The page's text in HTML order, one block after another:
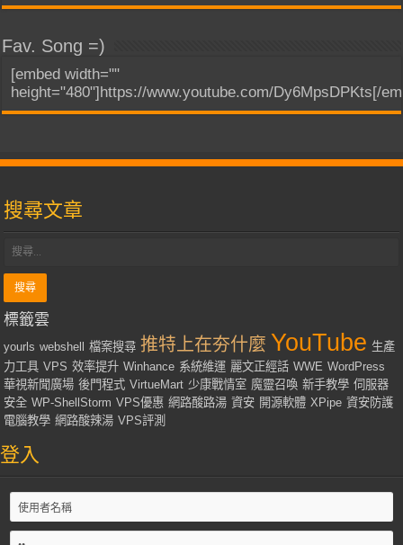
Fav. Song =)
[embed width=""
height="480"]https://www.youtube.com/Dy6MpsDPKts[/
搜尋文章
標籤雲
yourls webshell 檔案搜尋 推特上在夯什麼 YouTube 生產
力工具 VPS 效率提升 Winhance 系統維運 麗文正經話 WWE WordPress
華視新聞廣場 後門程式 VirtueMart 少康戰情室 魔靈召喚 新手教學 伺服器
安全 WP-ShellStorm VPS優惠 網路酸路湯 資安 開源軟體 XPipe 資安防護
電腦教學 網路酸辣湯 VPS評測
登入